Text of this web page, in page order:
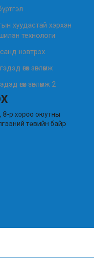
хуудастай хэрхэн
технологи
нэвтрэх
өгөх зөвлөмж
өгөх зөвлөмж 2
8-р хороо оюутны
төвийн байр